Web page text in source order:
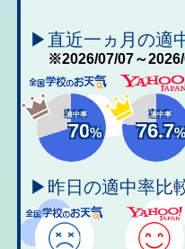
▶直近一ヵ月の適
※2026/07/07～
適中率
70%
適中率
76.7%
▶昨日の適中率比